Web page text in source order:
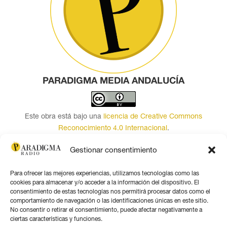
Gestionar consentimiento
Para ofrecer las mejores experiencias, utilizamos tecnologías como las
cookies para almacenar y/o acceder a la información del dispositivo. El
consentimiento de estas tecnologías nos permitirá procesar datos como el
comportamiento de navegación o las identificaciones únicas en este sitio.
No consentir o retirar el consentimiento, puede afectar negativamente a
ciertas características y funciones.
PARADIGMA MEDIA ANDALUCÍA
Este obra está bajo una licencia de Creative Commons
Reconocimiento 4.0 Internacional.
Contacto por correo
Seguir
Seguir
Seguir